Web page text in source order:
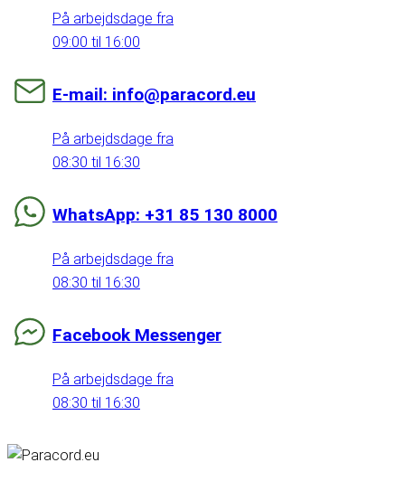
På arbejdsdage fra
09:00 til 16:00
E-mail: info@paracord.eu
På arbejdsdage fra
08:30 til 16:30
WhatsApp: +31 85 130 8000
På arbejdsdage fra
08:30 til 16:30
Facebook Messenger
På arbejdsdage fra
08:30 til 16:30